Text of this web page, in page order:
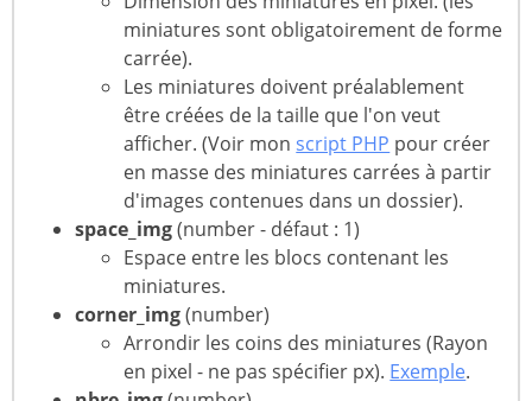
miniatures sont obligatoirement de forme
carrée).
Les miniatures doivent préalablement
être créées de la taille que l'on veut
afficher. (Voir monscript PHP pour créer
en masse des miniatures carrées à partir
d'images contenues dans un dossier).
space_img(number - défaut : 1)
Espace entre les blocs contenant les
miniatures.
corner_img(number)
Arrondir les coins des miniatures (Rayon
en pixel - ne pas spécifier px). Exemple.